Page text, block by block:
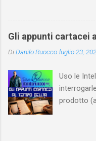
cui
Jack lo
Utet,
capitoli,
lotte
sociale
Gli appunti cartacei
DiDanilo Ruocco luglio 23,
Uso le
prodotto
al mio